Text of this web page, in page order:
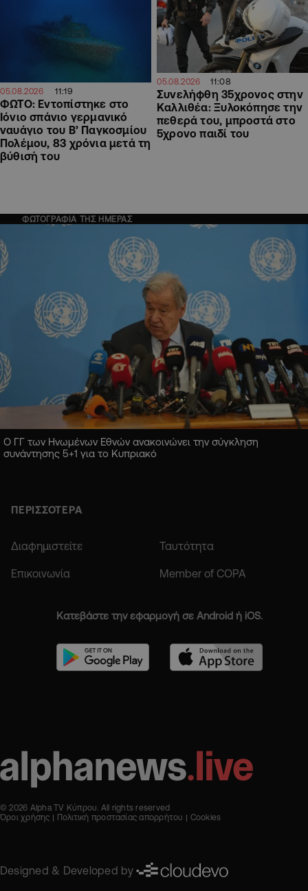
05.08.2026 11:19
ΦΩΤΟ: Εντοπίστηκε στο
Ιόνιο σπάνιο γερμανικό
ναυάγιο του Β’ Παγκοσμίου
Πολέμου, 83 χρόνια μετά τη
βύθισή του
05.08.2026 11:08
Συνελήφθη 35χρονος στην
Καλλιθέα: Ξυλοκόπησε την
πεθερά του, μπροστά στο
5χρονο παιδί του
ΦΩΤΟΓΡΑΦΙΑ ΤΗΣ ΗΜΕΡΑΣ
Ο ΓΓ των Ηνωμένων Εθνών ανακοινώνει την σύγκληση
συνάντησης 5+1 για το Κυπριακό
ΠΕΡΙΣΣΟΤΕΡΑ
Διαφημιστείτε Ταυτότητα
Επικοινωνία Member of COPA
Κατεβάστε την εφαρμογή σε Android ή iOS.
© 2026 Alpha TV Κύπρου. All rights reserved
Όροι χρήσης
Πολιτική προστασίας απορρήτου Cookies
Designed & Developed by